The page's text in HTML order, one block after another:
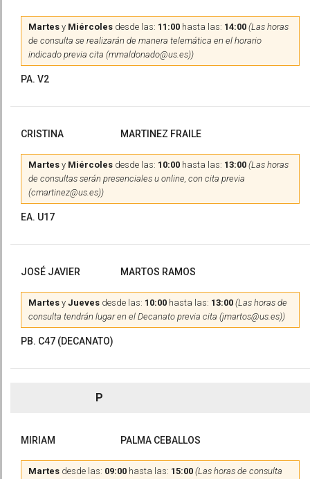
Martes y Miércoles desde las: 11:00 hasta las: 14:00 (Las horas
de consulta se realizarán de manera telemática en el horario
indicado previa cita (mmaldonado@us.es))
PA. V2
CRISTINA MARTINEZ FRAILE
Martes y Miércoles desde las: 10:00 hasta las: 13:00 (Las horas
de consultas serán presenciales u online, con cita previa
(cmartinez@us.es))
EA. U17
JOSÉ JAVIER MARTOS RAMOS
Martes y Jueves desde las: 10:00 hasta las: 13:00 (Las horas de
consulta tendrán lugar en el Decanato previa cita (jmartos@us.es))
PB. C47 (DECANATO)
P
MIRIAM PALMA CEBALLOS
Martes desde las: 09:00 hasta las: 15:00 (Las horas de consulta